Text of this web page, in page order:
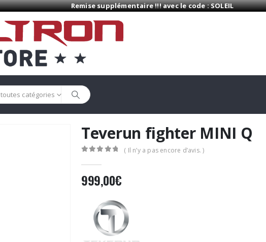
Remise supplémentaire !!! avec le code : SOLEIL
toutes catégories
Teverun fighter MINI Q
( Il n’y a pas encore d’avis. )
999,00€